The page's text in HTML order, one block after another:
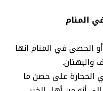
المنام
الحصى في المنام انها
والبهتان.
الحجارة على حصن ما